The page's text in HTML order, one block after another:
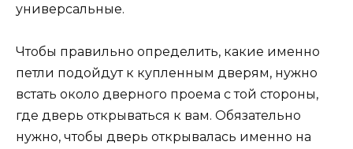
универсальные.
Чтобы правильно определить, какие именно
петли подойдут к купленным дверям, нужно
встать около дверного проема с той стороны,
где дверь открываться к вам. Обязательно
нужно, чтобы дверь открывалась именно на